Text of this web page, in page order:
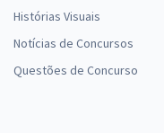
Histórias Visuais
Notícias de Concursos
Questões de Concurso